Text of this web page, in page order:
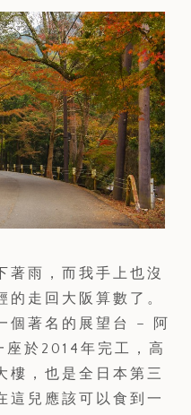
著雨，而我手上也沒
的走回大阪算數了。
個著名的展望台 – 阿
於2014年完工，高
樓，也是全日本第三
這兒應該可以食到一